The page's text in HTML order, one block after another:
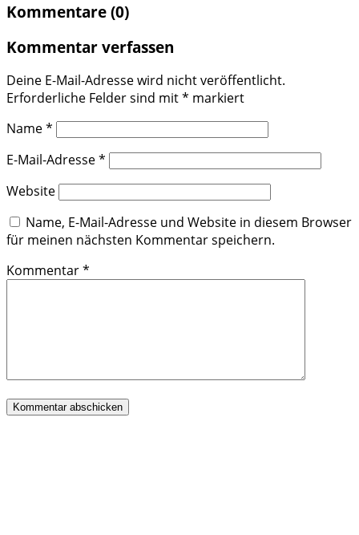
Kommentare (0)
Kommentar verfassen
Deine E-Mail-Adresse wird nicht veröffentlicht.
Erforderliche Felder sind mit* markiert
Name*
E-Mail-Adresse*
Website
Name, E-Mail-Adresse und Website in diesem Browser
für meinen nächsten Kommentar speichern.
Kommentar*